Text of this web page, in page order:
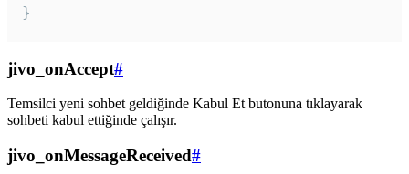
}
jivo_onAccept#
Temsilci yeni sohbet geldiğinde Kabul Et butonuna tıklayarak
sohbeti kabul ettiğinde çalışır.
jivo_onMessageReceived#